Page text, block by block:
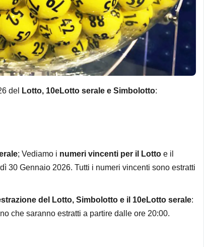
del Lotto, 10eLotto serale e Simbolotto:
; Vediamo i numeri vincenti per il Lotto e il
30 Gennaio 2026. Tutti i numeri vincenti sono estratti
del Lotto, Simbolotto e il 10eLotto serale:
che saranno estratti a partire dalle ore 20:00.